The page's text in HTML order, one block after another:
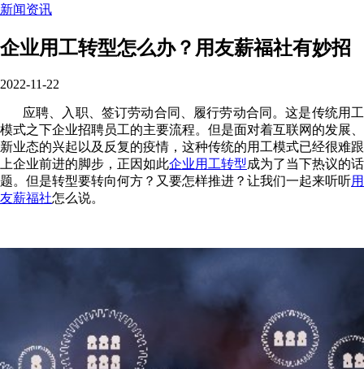
新闻资讯
企业用工转型怎么办？用友薪福社有妙招
2022-11-22
应聘、入职、签订劳动合同、履行劳动合同。这是传统用工
模式之下企业招聘员工的主要流程。但是面对着互联网的发展、
新业态的兴起以及反复的疫情，这种传统的用工模式已经很难跟
上企业前进的脚步，正因如此企业用工转型成为了当下热议的话
题。但是转型要转向何方？又要怎样推进？让我们一起来听听用
友薪福社怎么说。